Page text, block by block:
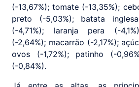
(-13,67%); tomate (-13,35%);
preto (-5,03%); batata
(-4,71%); laranja pera (-
(-2,64%); macarrão (-2,17%);
ovos (-1,72%); patinho (-
(-0,84%).